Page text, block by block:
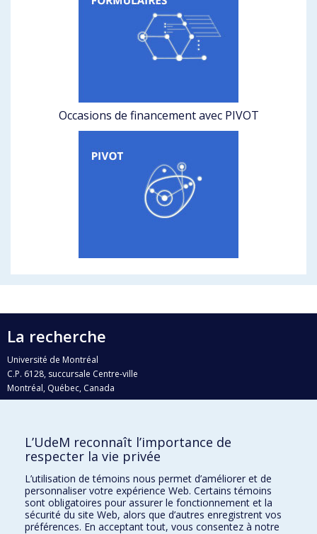
Occasions de financement avec PIVOT
La recherche
Université de Montréal
C.P. 6128, succursale Centre-ville
Montréal, Québec, Canada
H3C 3J7
Qui fait quoi?
Nous trouver
Plan du site
Accessibilité
L’UdeM reconnaît l’importance de
respecter la vie privée
L’utilisation de témoins nous permet d’améliorer et de
personnaliser votre expérience Web. Certains témoins
sont obligatoires pour assurer le fonctionnement et la
sécurité du site Web, alors que d’autres enregistrent vos
préférences. En acceptant tout, vous consentez à notre